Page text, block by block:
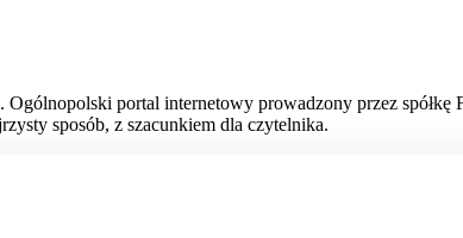
portal internetowy prowadzony przez spółkę
sposób, z szacunkiem dla czytelnika.